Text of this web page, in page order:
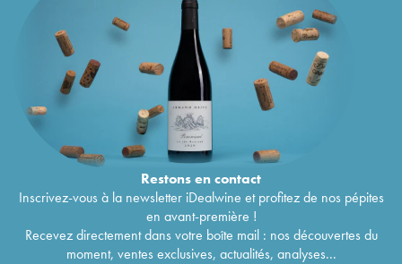
Restons encontact
Inscrivez-vous à la newsletter iDealwine et profitez de nos pépites
en avant-première !
Recevez directement dans votre boîte mail : nos découvertes du
moment, ventes exclusives, actualités, analyses...